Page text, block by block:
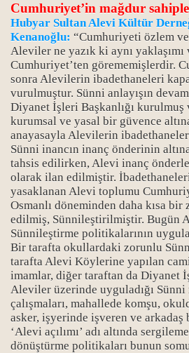
Cumhuriyet’in mağdur
Hubyar Sultan Alevi Kültür
Kenanoğlu: “Cumhuriyeti özlem
Aleviler ne yazık ki aynı
Cumhuriyet’ten görememişlerdir.
sonra Alevilerin ibadethaneleri
vurulmuştur. Sünni anlayışın devam
Diyanet İşleri Başkanlığı kurulmuş
kurumsal ve yasal bir güvence
anayasayla Alevilerin
Sünni inancın inanç önderinin
tahsis edilirken, Alevi inanç
olarak ilan edilmiştir.
yasaklanan Alevi toplumu
Osmanlı döneminden daha kısa bir
edilmiş, Sünnileştirilmiştir. Bugün
Sünnileştirme politikalarının
Bir tarafta okullardaki zorunlu
tarafta Alevi Köylerine yapılan
imamlar, diğer taraftan da Diyanet
Aleviler üzerinde uyguladığı
çalışmaları, mahallede komşu,
asker, işyerinde işveren ve arkadaş
‘Alevi açılımı’ adı altında
dönüştürme politikaları bunun